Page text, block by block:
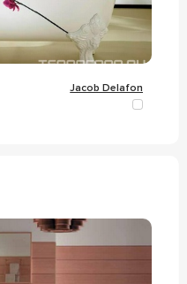
Jacob Delafon